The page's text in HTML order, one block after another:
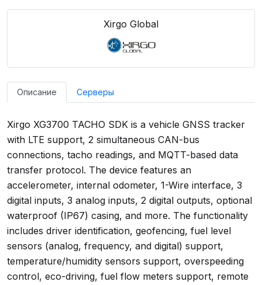
Xirgo Global
Описание Серверы
Xirgo XG3700 TACHO SDK is a vehicle GNSS tracker
with LTE support, 2 simultaneous CAN-bus
connections, tacho readings, and MQTT-based data
transfer protocol. The device features an
accelerometer, internal odometer, 1-Wire interface, 3
digital inputs, 3 analog inputs, 2 digital outputs, optional
waterproof (IP67) casing, and more. The functionality
includes driver identification, geofencing, fuel level
sensors (analog, frequency, and digital) support,
temperature/humidity sensors support, overspeeding
control, eco-driving, fuel flow meters support, remote